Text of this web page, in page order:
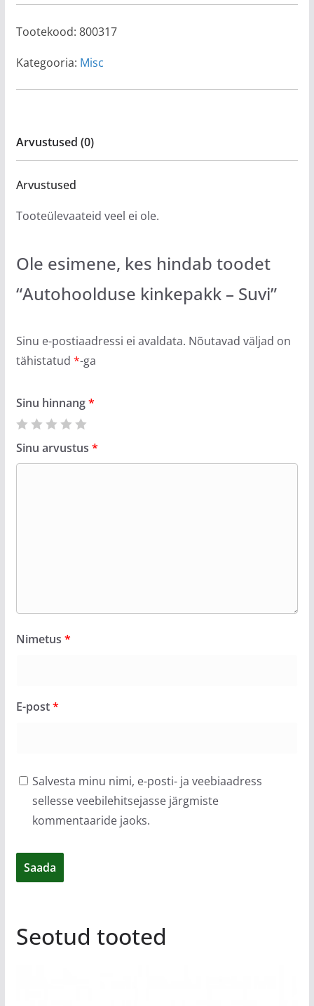
Tootekood: 800317
Kategooria: Misc
Arvustused (0)
Arvustused
Tooteülevaateid veel ei ole.
Ole esimene, kes hindab toodet
“Autohoolduse kinkepakk – Suvi”
Sinu e-postiaadressi ei avaldata. Nõutavad väljad on
tähistatud *-ga
Sinu hinnang*
Sinu arvustus *
Nimetus *
E-post*
Salvesta minu nimi, e-posti- ja veebiaadress
sellesse veebilehitsejasse järgmiste
kommentaaride jaoks.
Seotud tooted